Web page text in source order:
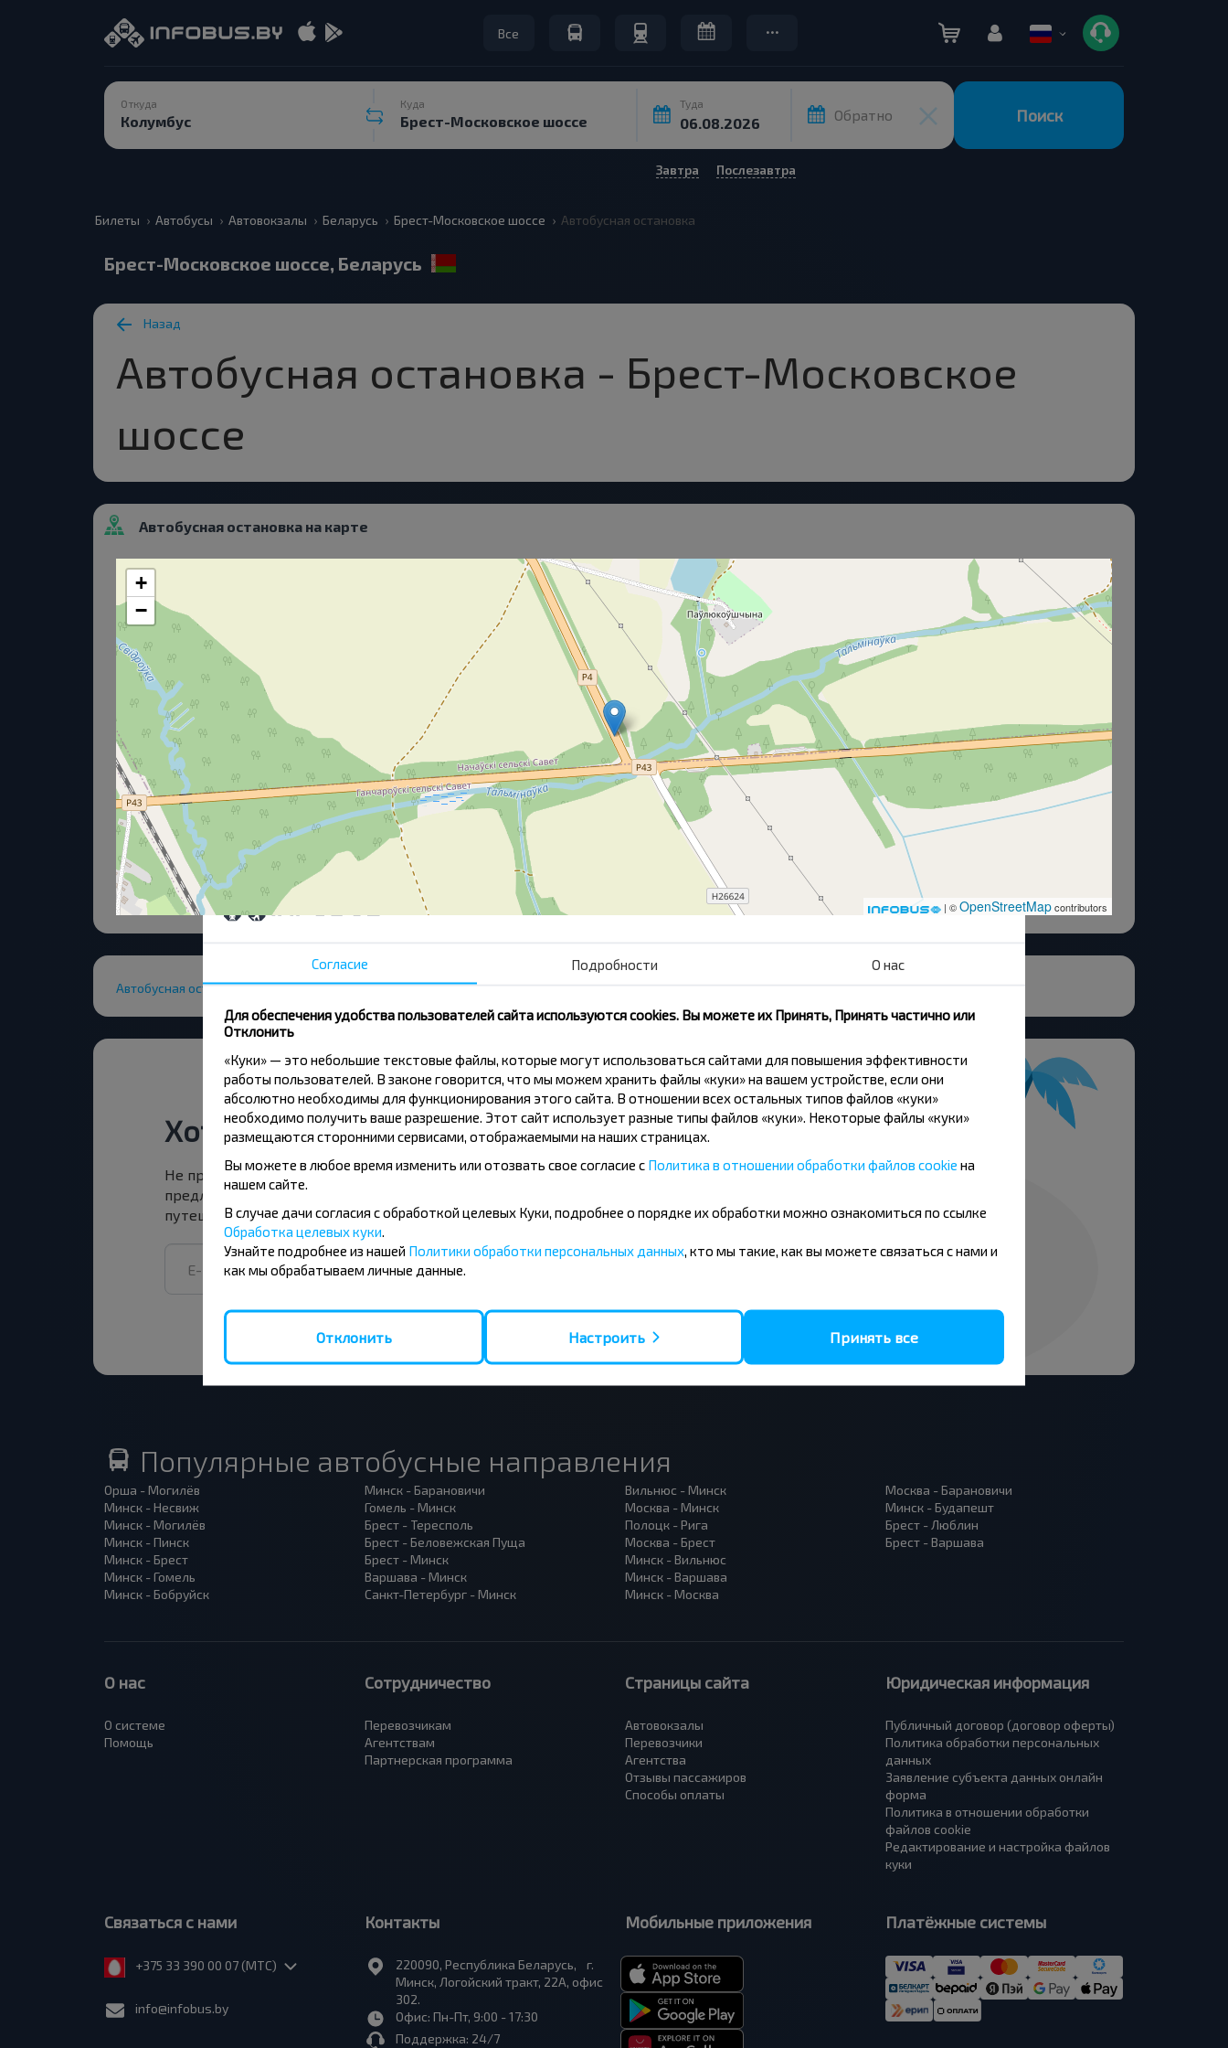
Все
Откуда Куда Туда
Обратно Поиск
Завтра Послезавтра
Билеты Автобусы Автовокзалы Беларусь Брест-Московское шоссе Автобусная остановка
Брест-Московское шоссе, Беларусь
Назад
Автобусная остановка - Брест-Московское
шоссе
Автобусная остановка на карте
+
−
| ©OpenStreetMapcontributors
Автобусная остановка
Хотите путешествовать дешевле?
Не пропусти специальные акции, скидки и другие интересные
предложения INFOBUS. Подпишись на получение новостей и
путешествуй с нами дешевле!
Популярные автобусные направления
Орша - Могилёв
Минск - Несвиж
Минск - Могилёв
Минск - Пинск
Минск - Брест
Минск - Гомель
Минск - Бобруйск
Минск - Барановичи
Гомель - Минск
Брест - Тересполь
Брест - Беловежская Пуща
Брест - Минск
Варшава - Минск
Санкт-Петербург - Минск
Вильнюс - Минск
Москва - Минск
Полоцк - Рига
Москва - Брест
Минск - Вильнюс
Минск - Варшава
Минск - Москва
Москва - Барановичи
Минск - Будапешт
Брест - Люблин
Брест - Варшава
О нас
О системе
Помощь
Сотрудничество
Перевозчикам
Агентствам
Партнерская программа
Страницы сайта
Автовокзалы
Перевозчики
Агентства
Отзывы пассажиров
Способы оплаты
Юридическая информация
Публичный договор (договор оферты)
Политика обработки персональных
данных
Заявление субъекта данных онлайн
форма
Политика в отношении обработки
файлов cookie
Редактирование и настройка файлов
куки
Связаться с нами
+375 33 390 00 07 (МТС)
info@infobus.by
Контакты
220090, Республика Беларусь, г.
Минск, Логойский тракт, 22А, офис
302.
Офис: Пн-Пт, 9:00 - 17:30
Поддержка: 24/7
Мобильные приложения Платёжные системы
Согласие Подробности О нас
Для обеспечения удобства пользователей сайта используются cookies. Вы можете их Принять, Принять частично или
Отклонить
«Куки» — это небольшие текстовые файлы, которые могут использоваться сайтами для повышения эффективности
работы пользователей. В законе говорится, что мы можем хранить файлы «куки» на вашем устройстве, если они
абсолютно необходимы для функционирования этого сайта. В отношении всех остальных типов файлов «куки»
необходимо получить ваше разрешение. Этот сайт использует разные типы файлов «куки». Некоторые файлы «куки»
размещаются сторонними сервисами, отображаемыми на наших страницах.
Вы можете в любое время изменить или отозвать свое согласие с Политика в отношении обработки файлов cookie на
нашем сайте.
В случае дачи согласия с обработкой целевых Куки, подробнее о порядке их обработки можно ознакомиться по ссылке
Обработка целевых куки
Узнайте подробнее из нашей Политики обработки персональных данных , кто мы такие, как вы можете связаться с нами и
как мы обрабатываем личные данные.
Отклонить Настроить Принять все